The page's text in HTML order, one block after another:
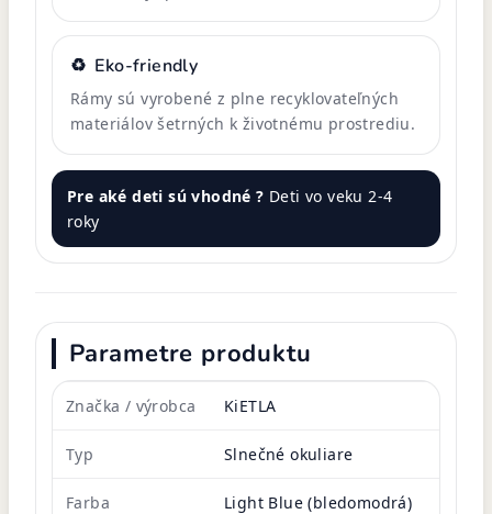
♻️ Eko-friendly
Rámy sú vyrobené z plne recyklovateľných
materiálov šetrných k životnému prostrediu.
Pre aké deti sú vhodné ? Deti vo veku 2-4
roky
Parametre produktu
Značka / výrobca KiETLA
Typ Slnečné okuliare
Farba Light Blue (bledomodrá)